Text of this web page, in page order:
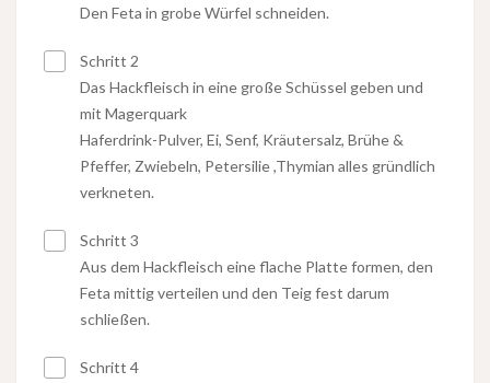
Den Feta in grobe Würfel schneiden.
Schritt 2
Das Hackfleisch in eine große Schüssel geben und
mit Magerquark
Haferdrink-Pulver, Ei, Senf, Kräutersalz, Brühe &
Pfeffer, Zwiebeln, Petersilie ,Thymian alles gründlich
verkneten.
Schritt 3
Aus dem Hackfleisch eine flache Platte formen, den
Feta mittig verteilen und den Teig fest darum
schließen.
Schritt 4